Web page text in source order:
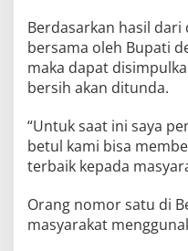
Berdasarkan hasil dari
bersama oleh Bupati
maka dapat
bersih akan ditunda.
“Untuk saat ini saya
betul kami bisa
terbaik kepada
Orang nomor satu di
masyarakat